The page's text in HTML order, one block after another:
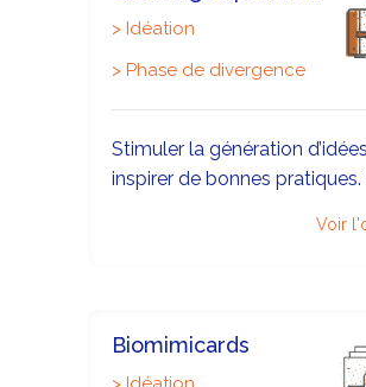
> Idéation
> Phase de divergence
Stimuler la génération
inspirer de bonnes pratiques.
sens, bouscule les
personnes, des modèles
Voir
Biomimicards